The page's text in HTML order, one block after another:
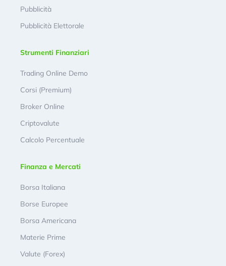
Pubblicità
Pubblicità Elettorale
Strumenti Finanziari
Trading Online Demo
Corsi (Premium)
Broker Online
Criptovalute
Calcolo Percentuale
Finanza e Mercati
Borsa Italiana
Borse Europee
Borsa Americana
Materie Prime
Valute (Forex)